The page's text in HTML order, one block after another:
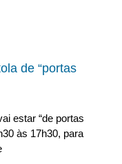
de “portas
estar “de portas
às 17h30, para